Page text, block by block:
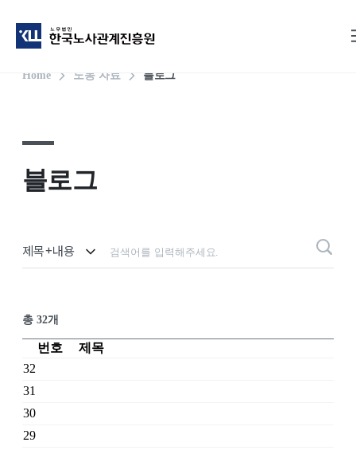
Home 노동 자료 블로그
블로그
총 32개
번호
제목
32
31
30
29